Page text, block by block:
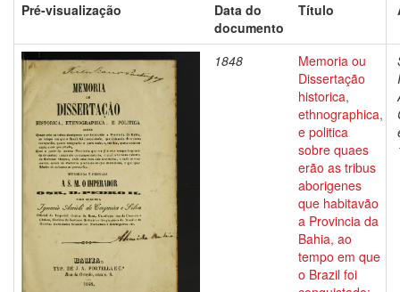
Pré-visualização
Data do
documento
Título
1848
Memoria ou
Dissertação
historica,
ethnographica,
e politica
sobre quaes
erão as tribus
aborigenes
que habitavão
a Provincia da
Bahia, ao
tempo em que
o Brazil foi